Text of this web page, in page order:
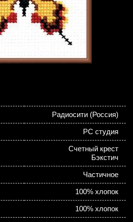
Радиосити (Россия)
РС студия
Счетный крест
Бэкстич
Частичное
100% хлопок
100% хлопок